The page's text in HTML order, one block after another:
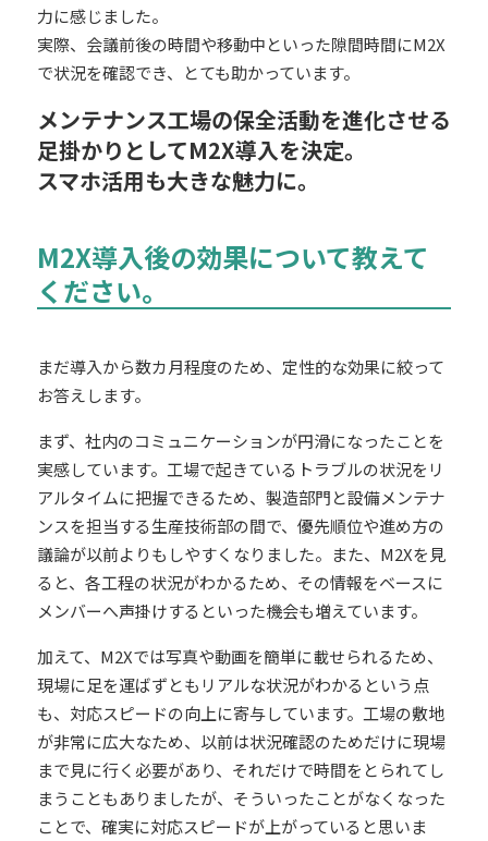
力に感じました。
実際、会議前後の時間や移動中といった隙間時間にM2X
で状況を確認でき、とても助かっています。
メンテナンス工場の保全活動を進化させる
足掛かりとしてM2X導入を決定。
スマホ活用も大きな魅力に。
M2X導入後の効果について教えて
ください。
まだ導入から数カ月程度のため、定性的な効果に絞って
お答えします。
まず、社内のコミュニケーションが円滑になったことを
実感しています。工場で起きているトラブルの状況をリ
アルタイムに把握できるため、 製造部門と設備メンテナ
ンスを担当する生産技術部の間で、優先順位や進め方の
議論が以前よりもしやすくなりました。また、M2Xを見
ると、各工程の状況がわかるため、その情報をベースに
メンバーへ声掛けするといった機会も増えています。
加えて、 M2Xでは写真や動画を簡単に載せられるため、
現場に足を運ばずともリアルな状況がわかるという点
も、対応スピードの向上に寄与しています。工場の敷地
が非常に広大なため、以前は状況確認のためだけに現場
まで見に行く必要があり、それだけで時間をとられてし
まうこともありましたが、そういったことがなくなった
ことで、確実に対応スピードが上がっていると思いま